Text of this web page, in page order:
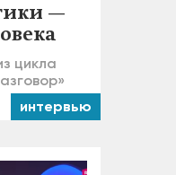
—
цикла
интервью